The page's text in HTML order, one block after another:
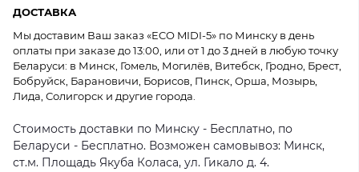
ДОСТАВКА
Мы доставим Ваш заказ «ECO MIDI-5» по Минску в день
оплаты при заказе до 13:00, или от 1 до 3 дней в любую точку
Беларуси: в Минск, Гомель, Могилёв, Витебск, Гродно, Брест,
Бобруйск, Барановичи, Борисов, Пинск, Орша, Мозырь,
Лида, Солигорск и другие города.
Стоимость доставки по Минску - Бесплатно, по
Беларуси - Бесплатно. Возможен самовывоз: Минск,
ст.м. Площадь Якуба Коласа, ул. Гикало д. 4.